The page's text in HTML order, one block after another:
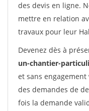
des devis en ligne.
mettre en relation
travaux pour leur
Devenez dès à
un-chantier-
et sans
des demandes de
fois la demande